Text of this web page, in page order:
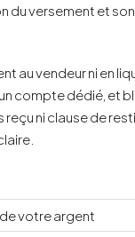
versement et
au vendeur ni en
compte dédié, et
ni clause de
votre argent